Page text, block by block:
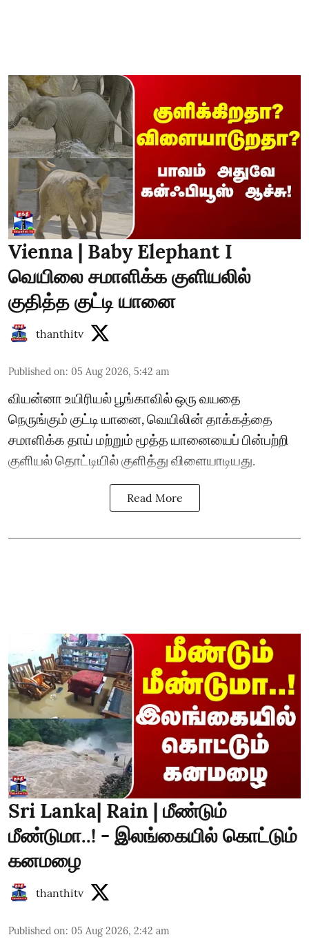
Vienna | Baby Elephant I
வெயிலை சமாளிக்க குளியலில்
குதித்த குட்டி யானை
thanthitv
Published on: 05 Aug 2026, 5:42 am
வியன்னா உயிரியல் பூங்காவில் ஒரு வயதை
நெருங்கும் குட்டி யானை, வெயிலின் தாக்கத்தை
சமாளிக்க தாய் மற்றும் மூத்த யானையைப் பின்பற்றி
குளியல் தொட்டியில் குளித்து விளையாடியது.
Read More
Sri Lanka| Rain | மீண்டும்
மீண்டுமா..! - இலங்கையில் கொட்டும்
கனமழை
thanthitv
Published on: 05 Aug 2026, 2:42 am